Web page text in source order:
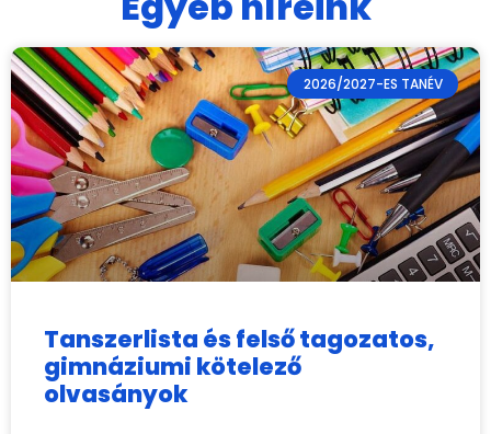
2026/2027-ES TANÉV
Tanszerlista és felső tagozatos,
gimnáziumi kötelező
olvasányok